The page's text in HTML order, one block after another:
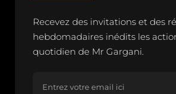
Recevez des invitations et des
hebdomadaires inédits les
quotidien de Mr Gargani.